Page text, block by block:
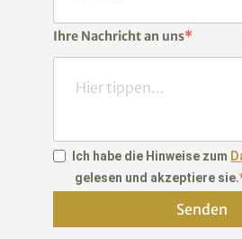
Ihre Nachricht an uns
Ich habe die Hinweise zum
gelesen und akzeptiere sie.
Senden